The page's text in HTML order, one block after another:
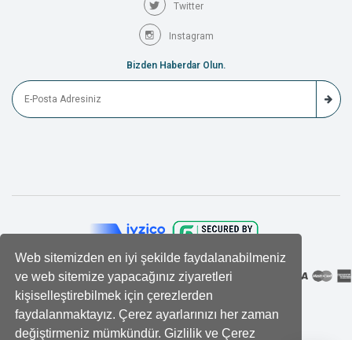
Web sitemizden en iyi şekilde faydalanabilmeniz
ve web sitemize yapacağınız ziyaretleri
kişiselleştirebilmek için çerezlerden
faydalanmaktayız. Çerez ayarlarınızı her zaman
değiştirmeniz mümkündür. Gizlilik ve Çerez
Twitter
Instagram
Bizden Haberdar Olun.